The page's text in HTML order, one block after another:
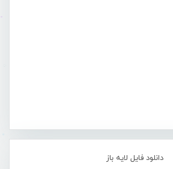
دانلود فایل لایه باز